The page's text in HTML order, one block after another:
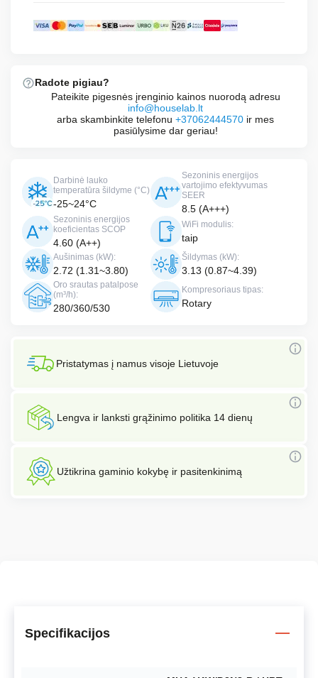
€5,313.00.
Radote pigiau?
Pateikite pigesnės įrenginio kainos nuorodą adresu
info@houselab.lt
arba skambinkite telefonu +37062444570 ir mes
pasiūlysime dar geriau!
Darbinė lauko
temperatūra šildyme (°C)
-25~24°C
Sezoninis energijos
vartojimo efektyvumas
SEER
8.5 (A+++)
Sezoninis energijos
koeficientas SCOP
4.60 (A++)
WiFi modulis:
taip
Aušinimas (kW):
2.72 (1.31~3.80)
Šildymas (kW):
3.13 (0.87~4.39)
Oro srautas patalpose
(m³/h):
280/360/530
Kompresoriaus tipas:
Rotary
Pristatymas į namus visoje Lietuvoje
Lengva ir lanksti grąžinimo politika 14 dienų
Užtikrina gaminio kokybę ir pasitenkinimą
Specifikacijos